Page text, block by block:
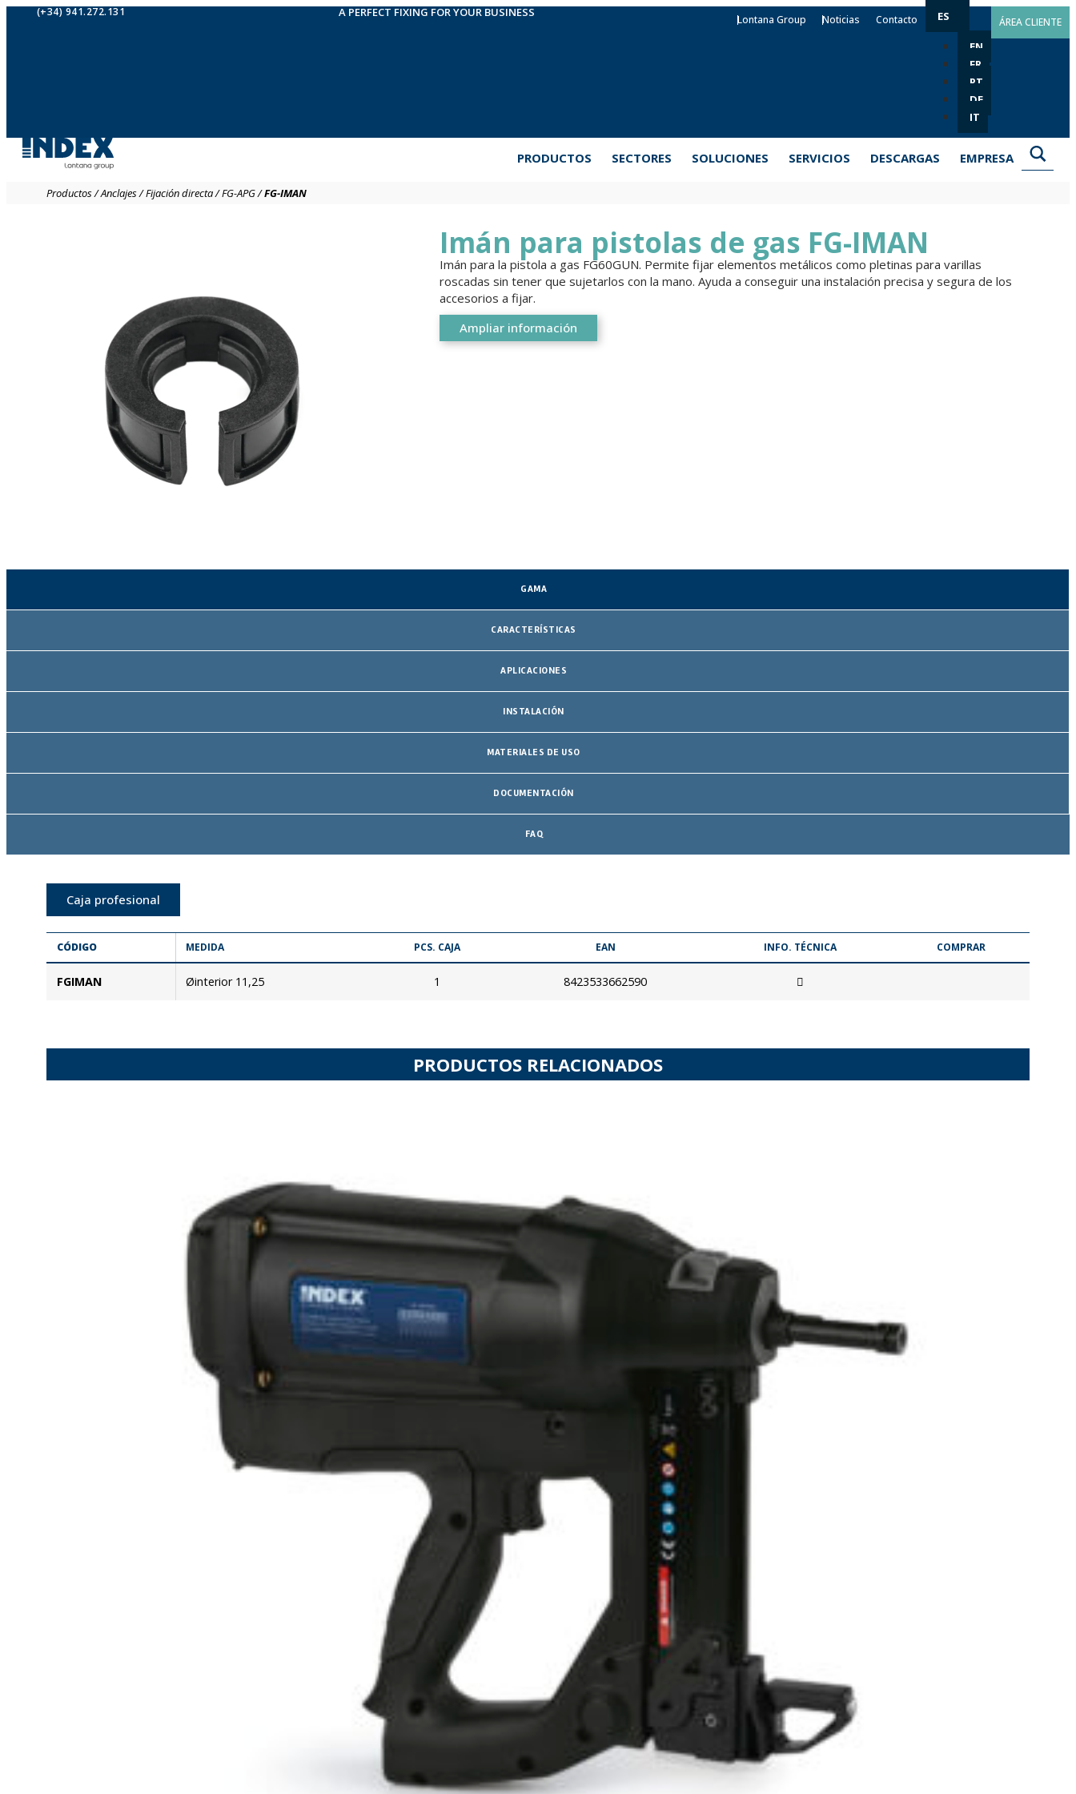
(+34) 941.272.131 A PERFECT FIXING FOR YOUR BUSINESS
Lontana Group Noticias Contacto ES
EN
FR
PT
DE
IT
ÁREA CLIENTE
PRODUCTOS SECTORES SOLUCIONES SERVICIOS DESCARGAS EMPRESA
Productos/Anclajes/Fijación directa/FG-APG/FG-IMAN
Imán para pistolas de gas FG-IMAN
Imán para la pistola a gas FG60GUN. Permite fijar elementos metálicos como pletinas para varillas
roscadas sin tener que sujetarlos con la mano. Ayuda a conseguir una instalación precisa y segura de los
accesorios a fijar.
Ampliar información
GAMA
CARACTERÍSTICAS
APLICACIONES
INSTALACIÓN
MATERIALES DE USO
DOCUMENTACIÓN
FAQ
Caja profesional
CÓDIGO MEDIDA PCS. CAJA EAN INFO. TÉCNICA COMPRAR
FGIMAN Øinterior 11,25 1 8423533662590
PRODUCTOS RELACIONADOS